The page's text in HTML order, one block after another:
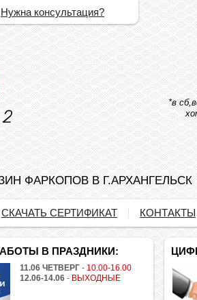
*в
ФАРКОПОВ В Г.АРХАНГЕЛЬСК
СКАЧАТЬ СЕРТИФИКАТ КОНТАКТЫ
В ПРАЗДНИКИ:
11.06 ЧЕТВЕРГ - 10.00-16.00
12.06-14.06 - ВЫХОДНЫЕ
Нужна консультация?